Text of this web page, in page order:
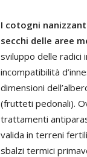
I cotogni
secchi delle aree
sviluppo delle radici
incompatibilità
dimensioni
(frutteti pedonali).
trattamenti
valida in terreni
sbalzi termici